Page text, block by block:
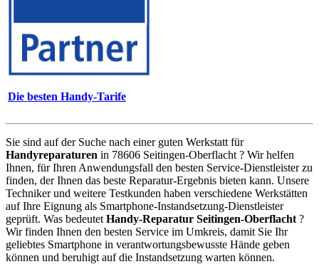
Die besten Handy-Tarife
Sie sind auf der Suche nach einer guten Werkstatt für
Handyreparaturen in 78606 Seitingen-Oberflacht ? Wir helfen
Ihnen, für Ihren Anwendungsfall den besten Service-Dienstleister zu
finden, der Ihnen das beste Reparatur-Ergebnis bieten kann. Unsere
Techniker und weitere Testkunden haben verschiedene Werkstätten
auf Ihre Eignung als Smartphone-Instandsetzung-Dienstleister
geprüft. Was bedeutet Handy-Reparatur Seitingen-Oberflacht ?
Wir finden Ihnen den besten Service im Umkreis, damit Sie Ihr
geliebtes Smartphone in verantwortungsbewusste Hände geben
können und beruhigt auf die Instandsetzung warten können.